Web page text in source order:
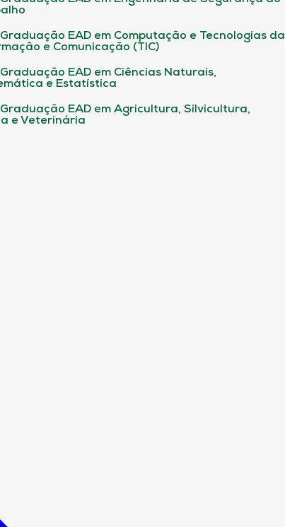
EAD em Computação e Tecnologias da
e Comunicação (TIC)
EAD em Ciências Naturais,
e Estatística
EAD em Agricultura, Silvicultura,
e Veterinária